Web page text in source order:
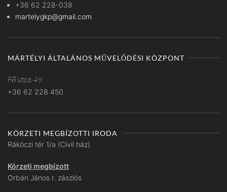
+36 62 228-038
martelygkp@gmail.com
MÁRTÉLYI ÁLTALÁNOS MŰVELŐDÉSI KÖZPONT
Fő utca 49.
+36 62 228 450
KÖRZETI MEGBÍZOTTI IRODA
Rákóczi tér 1/a (Civil ház)
Körzeti megbízott
Orbán János r. zászlós